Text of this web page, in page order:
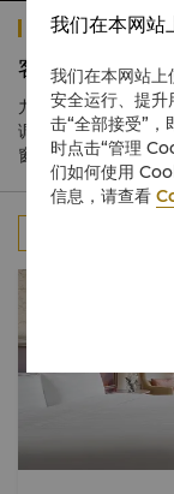
九龙香格里拉
客房与套房
九龙香格里拉拥有
调设计与精致的亚洲
窗户可饱览维多利亚
我们在本网
我们在本网站
安全运行、提
击“全部接受”
时点击“管理
们如何使用
信息，请查看